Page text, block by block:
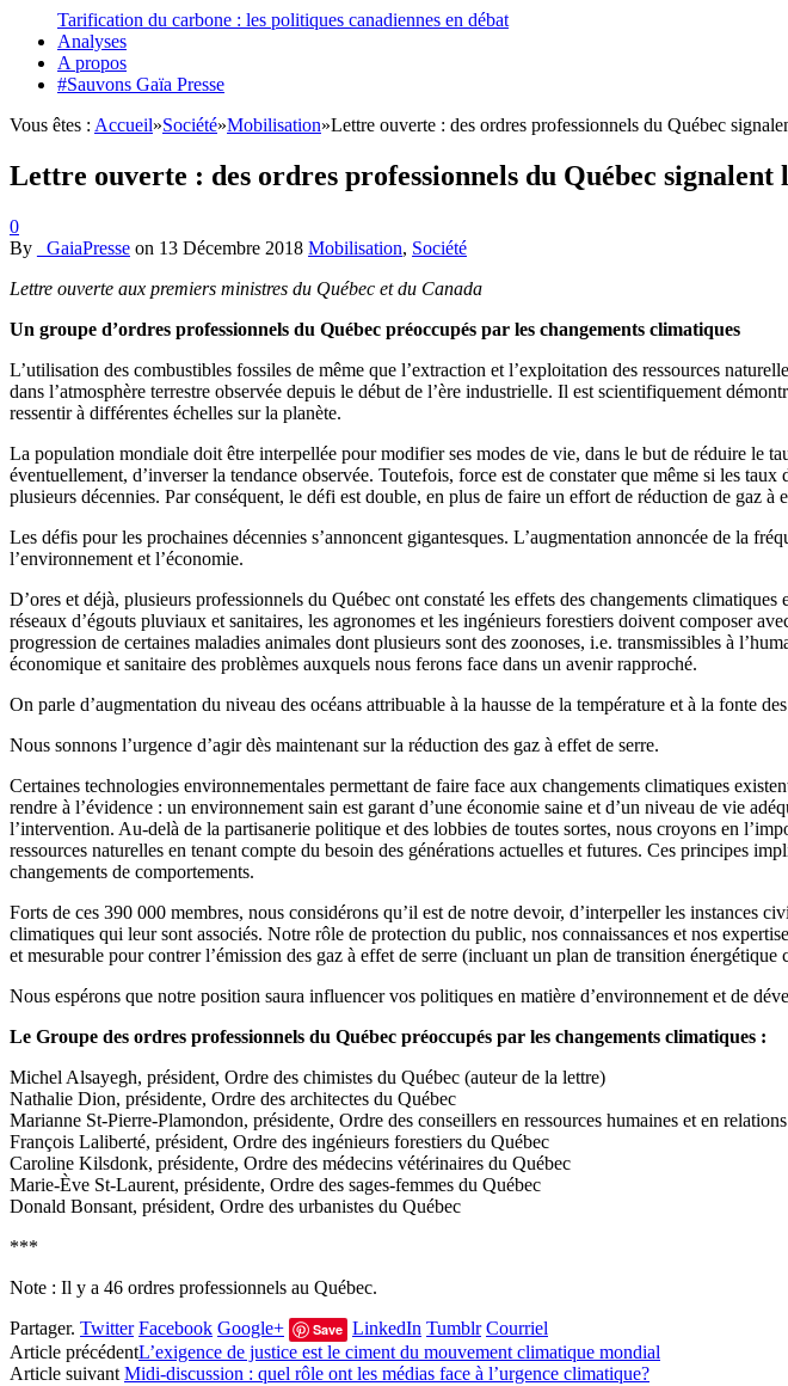
Tarification du carbone : les politiques canadiennes en débat
Analyses
A propos
#Sauvons Gaïa Presse
Vous êtes : Accueil»Société»Mobilisation»Lettre ouverte : des ordres professionnels du Québec
Lettre ouverte : des ordres professionnels du Québec
0
By
_GaiaPresse on 13 Décembre 2018 Mobilisation, Société
Lettre ouverte aux premiers ministres du Québec et du Canada
Un groupe d’ordres professionnels du Québec préoccupés par les changements climatiques
L’utilisation des combustibles fossiles de même que l’extraction et l’exploitation des ressources
dans l’atmosphère terrestre observée depuis le début de l’ère industrielle. Il est scientifiquement
ressentir à différentes échelles sur la planète.
La population mondiale doit être interpellée pour modifier ses modes de vie, dans le but de réduire le
éventuellement, d’inverser la tendance observée. Toutefois, force est de constater que même si les
plusieurs décennies. Par conséquent, le défi est double, en plus de faire un effort de réduction de gaz
Les défis pour les prochaines décennies s’annoncent gigantesques. L’augmentation annoncée de la
l’environnement et l’économie.
D’ores et déjà, plusieurs professionnels du Québec ont constaté les effets des changements
réseaux d’égouts pluviaux et sanitaires, les agronomes et les ingénieurs forestiers doivent composer
progression de certaines maladies animales dont plusieurs sont des zoonoses, i.e. transmissibles à
économique et sanitaire des problèmes auxquels nous ferons face dans un avenir rapproché.
On parle d’augmentation du niveau des océans attribuable à la hausse de la température et à la fonte
Nous sonnons l’urgence d’agir dès maintenant sur la réduction des gaz à effet de serre.
Certaines technologies environnementales permettant de faire face aux changements climatiques
rendre à l’évidence : un environnement sain est garant d’une économie saine et d’un niveau de vie
l’intervention. Au-delà de la partisanerie politique et des lobbies de toutes sortes, nous croyons en
ressources naturelles en tenant compte du besoin des générations actuelles et futures. Ces principes
changements de comportements.
Forts de ces 390 000 membres, nous considérons qu’il est de notre devoir, d’interpeller les instances
climatiques qui leur sont associés. Notre rôle de protection du public, nos connaissances et nos
et mesurable pour contrer l’émission des gaz à effet de serre (incluant un plan de transition
Nous espérons que notre position saura influencer vos politiques en matière d’environnement et de
Le Groupe des ordres professionnels du Québec préoccupés par les changements climatiques :
Michel Alsayegh, président, Ordre des chimistes du Québec (auteur de la lettre)
Nathalie Dion, présidente, Ordre des architectes du Québec
Marianne St-Pierre-Plamondon, présidente, Ordre des conseillers en ressources humaines et en
François Laliberté, président, Ordre des ingénieurs forestiers du Québec
Caroline Kilsdonk, présidente, Ordre des médecins vétérinaires du Québec
Marie-Ève St-Laurent, présidente, Ordre des sages-femmes du Québec
Donald Bonsant, président, Ordre des urbanistes du Québec
***
Note : Il y a 46 ordres professionnels au Québec.
Partager. Twitter Facebook Google+ Save LinkedIn Tumblr Courriel
Article précédentL’exigence de justice est le ciment du mouvement climatique mondial
Article suivant Midi-discussion : quel rôle ont les médias face à l’urgence climatique?